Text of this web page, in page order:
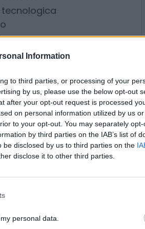
Information
to third parties, or processing of your
by us, please use the below opt-out
after your opt-out request is processed
on personal information utilized by us
to your opt-out. You may separately
by third parties on the IAB’s list of
disclosed by us to third parties on the
disclose it to other third parties.
personal data.
esposti alle
il
Modular